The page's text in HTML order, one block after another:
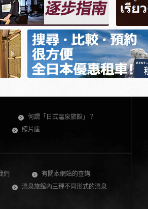
何謂「日式溫泉旅館」？
照片庫
們
有關本網站的查詢
溫泉旅館內三種不同形式的溫泉